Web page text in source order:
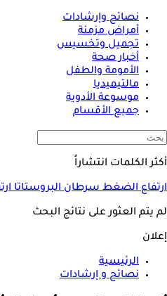
نصائح وإرشادات
أمراض مزمنة
تجميل وتخسيس
أخبار صحة
الأمومة والطفل
مالتيميديا
موسوعة الأدوية
جميع الأقسام
أكثر الكلمات انتشاراً
ارتفاع الضغطسرطان البروستاتا
لم يتم العثور على نتائج البحث
إعلان
الرئيسية
نصائح و إرشادات